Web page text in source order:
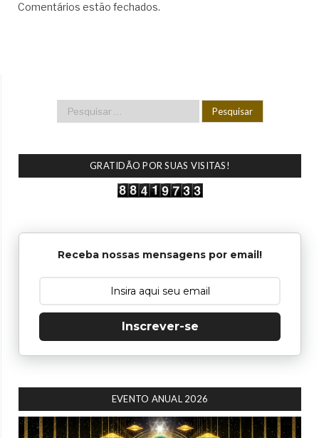
Comentários estão fechados.
GRATIDÃO POR SUAS VISITAS!
Receba nossas mensagens por email!
Inscrever-se
EVENTO ANUAL 2026